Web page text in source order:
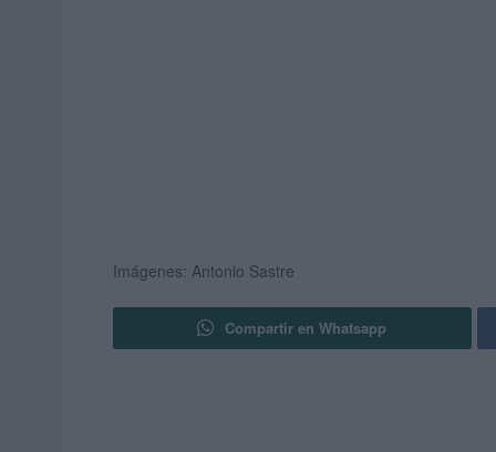
Imágenes: Antonio Sastre
Compartir en Whatsapp